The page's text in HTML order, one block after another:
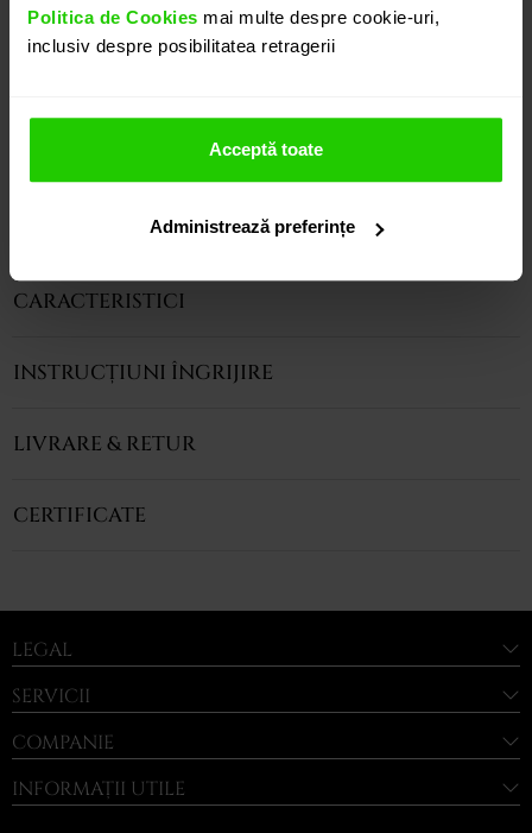
Politica de Cookies mai multe despre cookie-uri,
inclusiv despre posibilitatea retragerii
Acceptă toate
Administrează preferințe
Cerceii lungi CASIANI TIMELESS cu Ametist si
Diamante sunt o bijuterie eleganta si rafinata.
Modele complementare acestui produs puteti
CARACTERISTICI
INSTRUCȚIUNI ÎNGRIJIRE
LIVRARE & RETUR
CERTIFICATE
LEGAL
SERVICII
COMPANIE
INFORMAȚII UTILE